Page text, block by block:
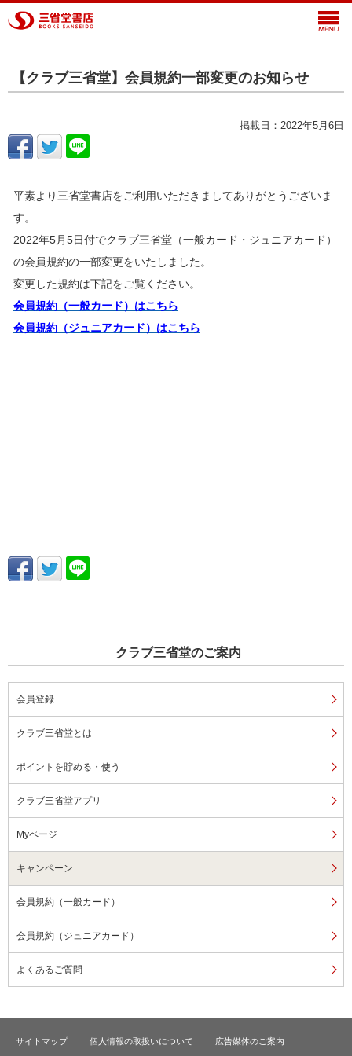
【クラブ三省堂】会員規約一部変更のお知らせ
掲載日：2022年5月6日
平素より三省堂書店をご利用いただきましてありがとうございま
す。
2022年5月5日付でクラブ三省堂（一般カード・ジュニアカード）
の会員規約の一部変更をいたしました。
変更した規約は下記をご覧ください。
会員規約（一般カード）はこちら
会員規約（ジュニアカード）はこちら
クラブ三省堂のご案内
会員登録
クラブ三省堂とは
ポイントを貯める・使う
クラブ三省堂アプリ
Myページ
キャンペーン
会員規約（一般カード）
会員規約（ジュニアカード）
よくあるご質問
サイトマップ 個人情報の取扱いについて 広告媒体のご案内